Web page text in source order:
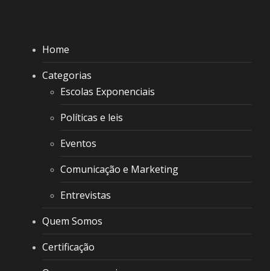
Home
Categorias
Escolas Exponenciais
Políticas e leis
Eventos
Comunicação e Marketing
Entrevistas
Quem Somos
Certificação